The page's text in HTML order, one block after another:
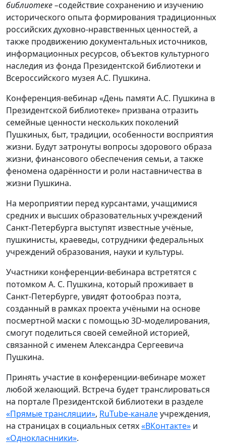
библиотеке –содействие сохранению и изучению
исторического опыта формирования традиционных
российских духовно-нравственных ценностей, а
также продвижению документальных источников,
информационных ресурсов, объектов культурного
наследия из фонда Президентской библиотеки и
Всероссийского музея А.С. Пушкина.
Конференция-вебинар «День памяти А.С. Пушкина в
Президентской библиотеке» призвана отразить
семейные ценности нескольких поколений
Пушкиных, быт, традиции, особенности восприятия
жизни. Будут затронуты вопросы здорового образа
жизни, финансового обеспечения семьи, а также
феномена одарённости и роли наставничества в
жизни Пушкина.
На мероприятии перед курсантами, учащимися
средних и высших образовательных учреждений
Санкт-Петербурга выступят известные учёные,
пушкинисты, краеведы, сотрудники федеральных
учреждений образования, науки и культуры.
Участники конференции-вебинара встретятся с
потомком А. С. Пушкина, который проживает в
Санкт-Петербурге, увидят фотообраз поэта,
созданный в рамках проекта учёными на основе
посмертной маски с помощью 3D-моделирования,
смогут поделиться своей семейной историей,
связанной с именем Александра Сергеевича
Пушкина.
Принять участие в конференции-вебинаре может
любой желающий. Встреча будет транслироваться
на портале Президентской библиотеки в разделе
«Прямые трансляции», RuTube-каналеучреждения,
на страницах в социальных сетях«ВКонтакте» и
«Однокласнники».